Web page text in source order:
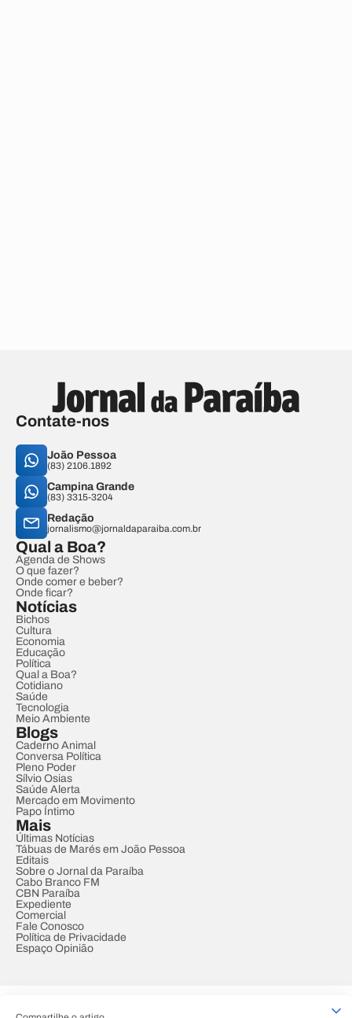
Contate-nos
João Pessoa
(83) 2106.1892
Campina Grande
(83) 3315-3204
Redação
jornalismo@jornaldaparaiba.com.br
Qual a Boa?
Agenda de Shows
O que fazer?
Onde comer e beber?
Onde ficar?
Notícias
Bichos
Cultura
Economia
Educação
Política
Qual a Boa?
Cotidiano
Saúde
Tecnologia
Meio Ambiente
Blogs
Caderno Animal
Conversa Política
Pleno Poder
Sílvio Osias
Saúde Alerta
Mercado em Movimento
Papo Íntimo
Mais
Últimas Notícias
Tábuas de Marés em João Pessoa
Editais
Sobre o Jornal da Paraíba
Cabo Branco FM
CBN Paraíba
Expediente
Comercial
Fale Conosco
Política de Privacidade
Espaço Opinião